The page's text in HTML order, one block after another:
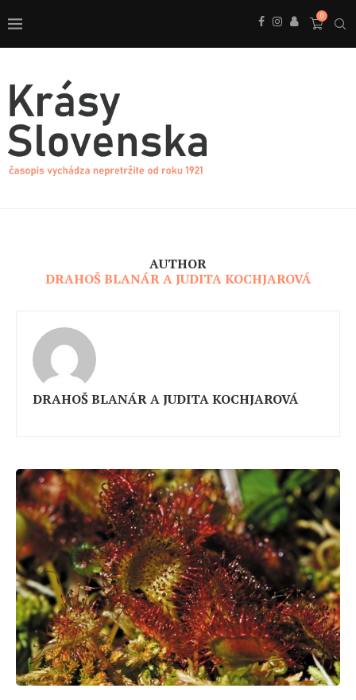
0
AUTHOR
DRAHOŠ BLANÁR A JUDITA KOCHJAROVÁ
DRAHOŠ BLANÁR A JUDITA KOCHJAROVÁ